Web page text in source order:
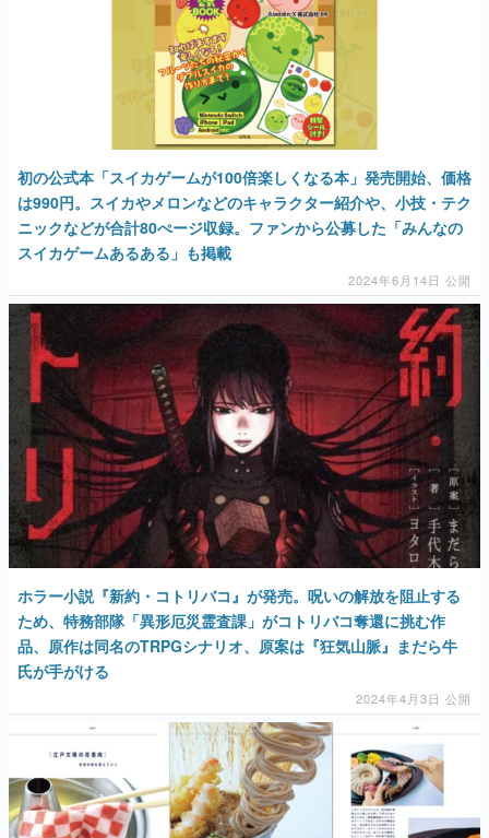
初の公式本「スイカゲームが100倍楽しくなる本」発売開始、価格
は990円。スイカやメロンなどのキャラクター紹介や、小技・テク
ニックなどが合計80ぺージ収録。ファンから公募した「みんなの
スイカゲームあるある」も掲載
2024年6月14日 公開
ホラー小説『新約・コトリバコ』が発売。呪いの解放を阻止する
ため、特務部隊「異形厄災霊査課」がコトリバコ奪還に挑む作
品、原作は同名のTRPGシナリオ、原案は『狂気山脈』まだら牛
氏が手がける
2024年4月3日 公開